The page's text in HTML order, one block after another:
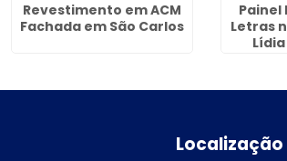
Revestimento em ACM
Fachada em São Carlos
Painel
Letras
Localização